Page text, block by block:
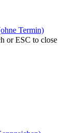
Termin)
or ESC to close